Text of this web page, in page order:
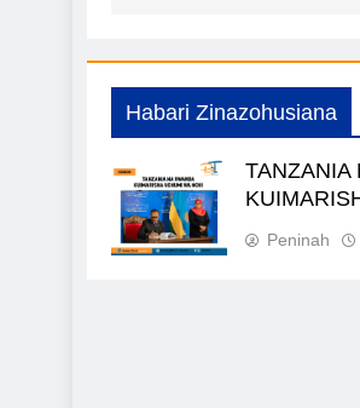
Habari Zinazohusiana
TANZANIA
Peninah